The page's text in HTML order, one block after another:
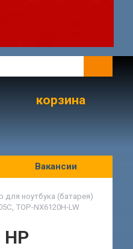
корзина
Вакансии
для ноутбука (батарея)
TOP-NX6120H-LW